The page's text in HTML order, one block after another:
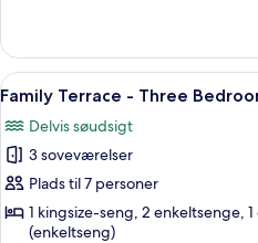
Garden
Apartment
-
Bedroom
Indlæs
alle
billeder
af
Family
Terrace
7
Family Terrace - Three
Delvis søudsigt
3 soveværelser
Plads til 7 personer
1 kingsize-seng, 2 enkeltsenge,
(enkeltseng)